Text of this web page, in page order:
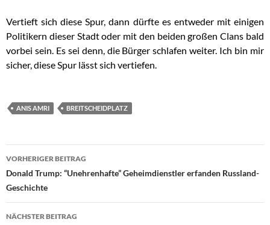
Vertieft sich diese Spur, dann dürfte es entweder mit einigen
Politikern dieser Stadt oder mit den beiden großen Clans bald
vorbei sein. Es sei denn, die Bürger schlafen weiter. Ich bin mir
sicher, diese Spur lässt sich vertiefen.
ANIS AMRI BREITSCHEIDPLATZ
Beitragsnavigation
VORHERIGER BEITRAG
Donald Trump: “Unehrenhafte” Geheimdienstler erfanden Russland-
Geschichte
NÄCHSTER BEITRAG